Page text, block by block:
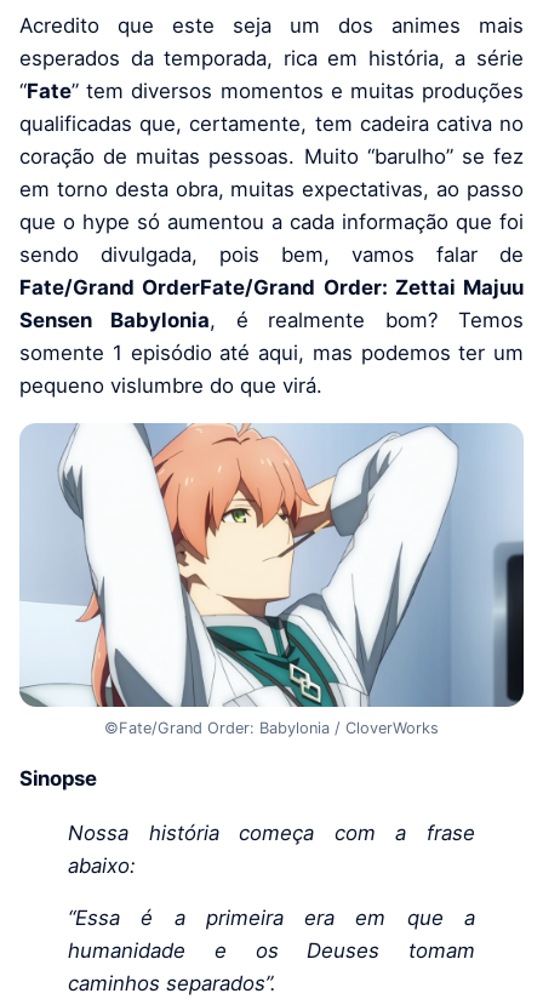
Acredito que este seja um dos animes mais
esperados da temporada, rica em história, a série
“Fate” tem diversos momentos e muitas produções
qualificadas que, certamente, tem cadeira cativa no
coração de muitas pessoas. Muito “barulho” se fez
em torno desta obra, muitas expectativas, ao passo
que o hype só aumentou a cada informação que foi
sendo divulgada, pois bem, vamos falar de
Fate/Grand OrderFate/Grand Order: Zettai Majuu
Sensen Babylonia, é realmente bom? Temos
somente 1 episódio até aqui, mas podemos ter um
pequeno vislumbre do que virá.
©Fate/Grand Order: Babylonia / CloverWorks
Sinopse
Nossa história começa com a frase
abaixo:
“Essa é a primeira era em que a
humanidade e os Deuses tomam
caminhos separados”.